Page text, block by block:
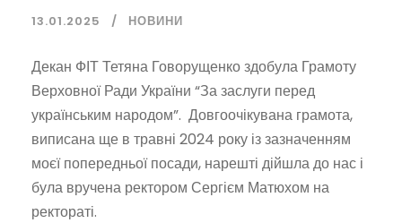
13.01.2025 НОВИНИ
Декан ФІТ Тетяна Говорущенко здобула Грамоту
Верховної Ради України “За заслуги перед
українським народом”. Довгоочікувана грамота,
виписана ще в травні 2024 року із зазначенням
моєї попередньої посади, нарешті дійшла до нас і
була вручена ректором Сергієм Матюхом на
ректораті.